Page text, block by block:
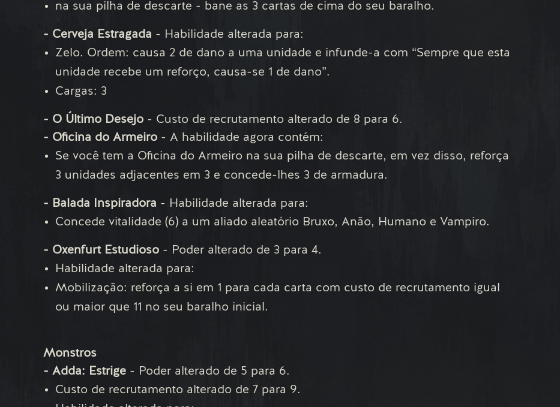
na sua pilha de descarte - bane as 3 cartas de cima do seu baralho.
- Cerveja Estragada - Habilidade alterada para:
Zelo. Ordem: causa 2 de dano a uma unidade e infunde-a com “Sempre que esta
unidade recebe um reforço, causa-se 1 de dano”.
Cargas: 3
- O Último Desejo - Custo de recrutamento alterado de 8 para 6.
- Oficina do Armeiro - A habilidade agora contém:
Se você tem a Oficina do Armeiro na sua pilha de descarte, em vez disso, reforça
3 unidades adjacentes em 3 e concede-lhes 3 de armadura.
- Balada Inspiradora - Habilidade alterada para:
Concede vitalidade (6) a um aliado aleatório Bruxo, Anão, Humano e Vampiro.
- Oxenfurt Estudioso - Poder alterado de 3 para 4.
Habilidade alterada para:
Mobilização: reforça a si em 1 para cada carta com custo de recrutamento igual
ou maior que 11 no seu baralho inicial.
Monstros
- Adda: Estrige - Poder alterado de 5 para 6.
Custo de recrutamento alterado de 7 para 9.